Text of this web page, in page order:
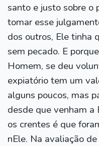
santo e justo sobre o
tomar esse
dos outros, Ele tinha
sem pecado. E
Homem, se deu
expiatório tem um
alguns poucos, mas
desde que venham a
os crentes é que
nEle. Na avaliação